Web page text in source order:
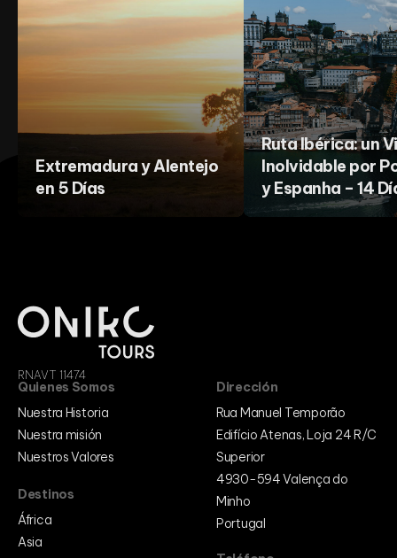
Extremadura y Alentejo
en 5 Días
Ruta Ibérica: un
Inolvidable por
y Espanha – 14
RNAVT 11474
Dirección
Rua Manuel Temporão
Edifício Atenas, Loja 24 R/C
Superior
4930-594 Valença do
Minho
Portugal
Quienes Somos
Nuestra Historia
Nuestra misión
Nuestros Valores
Destinos
África
Asia